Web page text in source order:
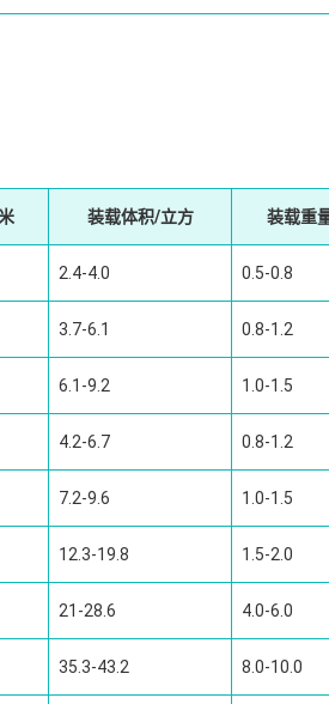
装载体积/立方 装载重
2.4-4.0 0.5-0.8
3.7-6.1 0.8-1.2
6.1-9.2 1.0-1.5
4.2-6.7 0.8-1.2
7.2-9.6 1.0-1.5
12.3-19.8 1.5-2.0
21-28.6 4.0-6.0
35.3-43.2 8.0-10.0